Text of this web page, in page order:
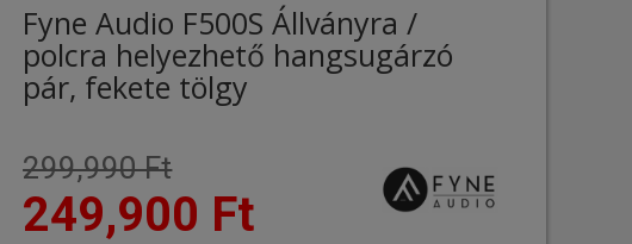
Fyne Audio F500S Állványra /
polcra helyezhető hangsugárzó
pár, fekete tölgy
299,990 Ft
249,900 Ft